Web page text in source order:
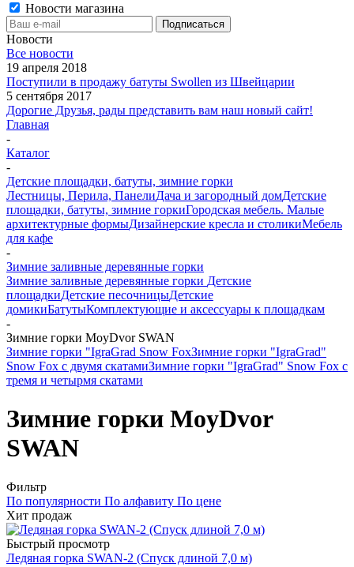
Новости магазина
Новости
Все новости
19 апреля 2018
Поступили в продажу батуты Swollen из Швейцарии
5 сентября 2017
Дорогие Друзья, рады представить вам наш новый сайт!
Главная
-
Каталог
-
Детские площадки, батуты, зимние горки
Лестницы, Перила, ПанелиДача и загородный домДетские
площадки, батуты, зимние горкиГородская мебель. Малые
архитектурные формыДизайнерские кресла и столикиМебель
для кафе
-
Зимние заливные деревянные горки
Зимние заливные деревянные горки Детские
площадкиДетские песочницыДетские
домикиБатутыКомплектующие и аксессуары к площадкам
-
Зимние горки MoyDvor SWAN
Зимние горки "IgraGrad Snow FoxЗимние горки "IgraGrad"
Snow Fox с двумя скатамиЗимние горки "IgraGrad" Snow Fox с
тремя и четырмя скатами
Зимние горки MoyDvor
SWAN
Фильтр
По популярности По алфавиту По цене
Хит продаж
Быстрый просмотр
Ледяная горка SWAN-2 (Спуск длиной 7,0 м)